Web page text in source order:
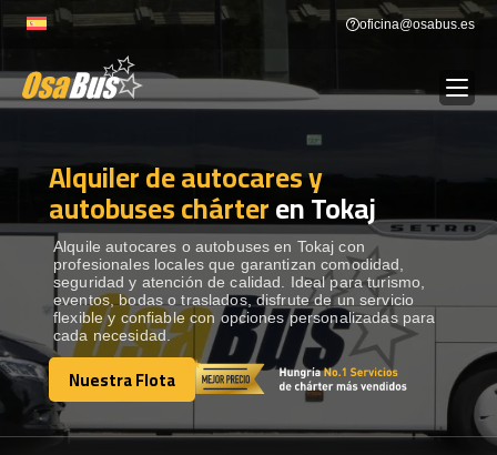
to
oficina@osabus.es
ALQUILER DE AUTOCARES
DESTINOS Show dropdown
RECORRIDAS Show dropdown
FLOTA
Alquiler de autocares y
autobuses chárteren Tokaj
Alquile autocares o autobuses en Tokaj con
profesionales locales que garantizan comodidad,
seguridad y atención de calidad. Ideal para turismo,
eventos, bodas o traslados, disfrute de un servicio
flexible y confiable con opciones personalizadas para
cada necesidad.
Nuestra Flota
Nuestra Flota